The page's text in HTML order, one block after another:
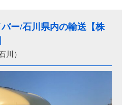
ー/石川県内の輸送【株
川）